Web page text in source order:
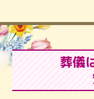
葬儀